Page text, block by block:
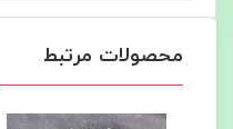
محصولات مرتبط